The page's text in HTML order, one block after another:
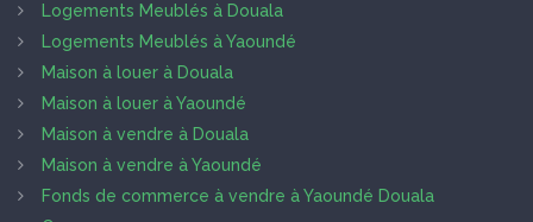
Logements Meublés à Douala
Logements Meublés à Yaoundé
Maison à louer à Douala
Maison à louer à Yaoundé
Maison à vendre à Douala
Maison à vendre à Yaoundé
Fonds de commerce à vendre à Yaoundé Douala